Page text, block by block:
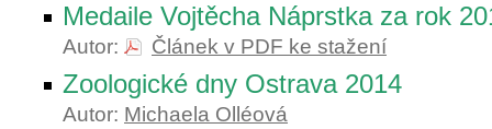
Medaile Vojtěcha Náprstka za rok
Autor: Článek v PDF ke stažení
Zoologické dny Ostrava 2014
Autor: Michaela Olléová